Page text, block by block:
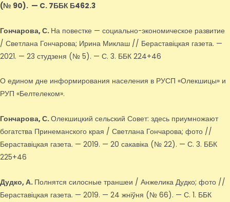
(№ 90). — C. 7ББК Б462.3
Гончарова, С. На повестке — социально-экономическое развитие
/ Светлана Гончарова; Ирина Миклаш // Бераставіцкая газета. —
2021. — 23 студзеня (№ 5). — С. 3. ББК 224+46
О едином дне информирования населения в РУСП «Олекшицы» и
РУП «Белтелеком».
Гончарова, С.Олекшицкий сельский Совет: здесь приумножают
богатства Принеманского края / Светлана Гончарова; фото //
Бераставіцкая газета. — 2019. — 20 сакавіка (№ 22). — С. 3. ББК
225+46
Дудко, А. Полнятся силосные траншеи / Анжелика Дудко; фото //
Бераставіцкая газета. — 2019. — 24 жніўня (№ 66). — С. 1. ББК